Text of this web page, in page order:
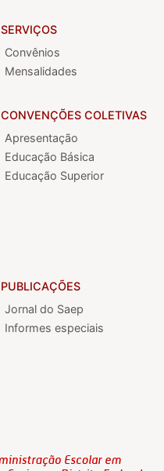
SERVIÇOS
Convênios
Mensalidades
CONVENÇÕES COLETIVAS
Apresentação
Educação Básica
Educação Superior
PUBLICAÇÕES
Jornal do Saep
Informes especiais